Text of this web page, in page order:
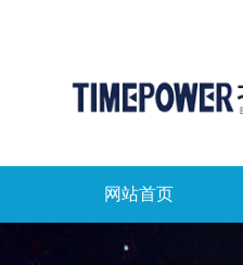
网站首页